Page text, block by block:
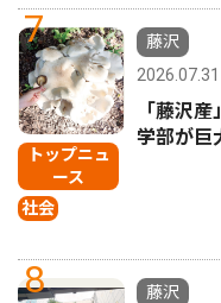
7
トップニュ
ース
社会
藤沢
2026.07.31
「藤沢
学部が巨
8
藤沢